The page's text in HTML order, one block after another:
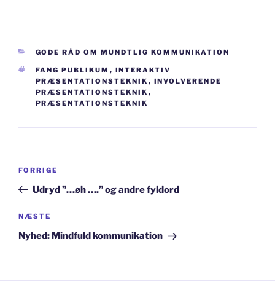
KATEGORIER
GODE RÅD OM MUNDTLIG KOMMUNIKATION
TAGS
FANG PUBLIKUM , INTERAKTIV
PRÆSENTATIONSTEKNIK , INVOLVERENDE
PRÆSENTATIONSTEKNIK ,
PRÆSENTATIONSTEKNIK
Forrige
indlæg
FORRIGE
Udryd ”…øh ….” og andre fyldord
Næste
indlæg
NÆSTE
Nyhed: Mindfuld kommunikation